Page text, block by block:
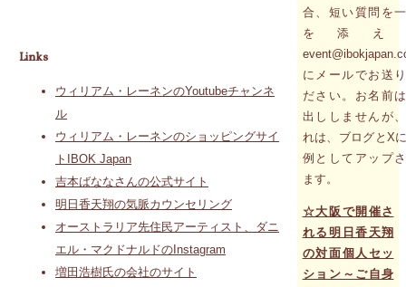
合、短い質問を
を添え
にメールでお送
ださい。お名前
出ししませんが
れは、ブログとX
例としてアップ
ます。
☆大阪で開催さ
れる明日香天翔
の対面個人セッ
ション～ご自身
Links
ウィリアム・レーネンのYoutubeチャンネ
ル
ウィリアム・レーネンのショッピングサイ
トIBOK Japan
吉本ばななさんの公式サイト
明日香天翔の気脈カウンセリング
オーストラリア先住民アーティスト、ダニ
エル・マクドナルドのInstagram
増田浩樹氏の会社のサイト